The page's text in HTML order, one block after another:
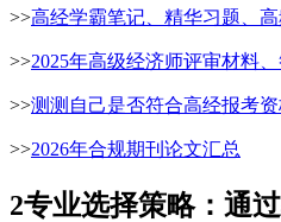
>>高经学霸笔记、精华习题、
>>2025年高级经济师评审材料
>>测测自己是否符合高经报考资
>>2026年合规期刊论文汇总
2专业选择策略：通